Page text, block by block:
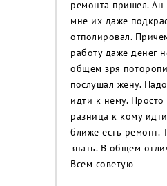
ремонта пришел. Ан
мне их даже
отполировал.
работу даже денег
общем зря
послушал жену.
идти к нему. Просто
разница к кому
ближе есть ремонт.
знать. В общем
Всем советую